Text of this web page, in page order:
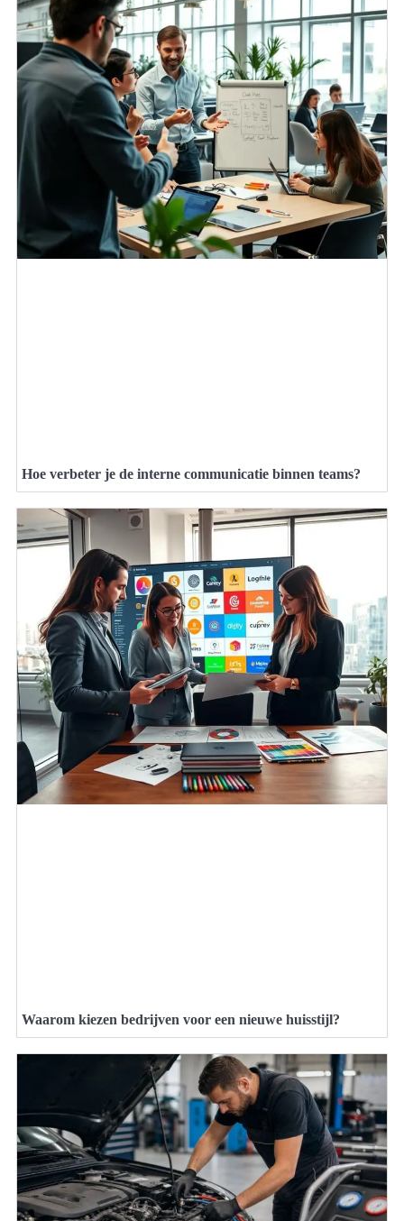
Hoe verbeter je de interne communicatie binnen teams?
Waarom kiezen bedrijven voor een nieuwe huisstijl?